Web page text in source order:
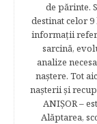
de părinte.
destinat celor
informaţii
sarcină,
analize
naştere. Tot
naşterii şi
ANIŞOR –
Alăptarea,